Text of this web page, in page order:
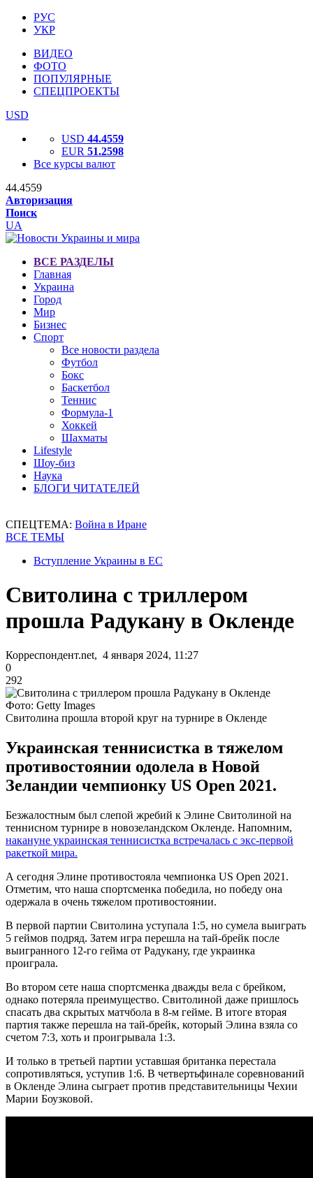
РУС
УКР
ВИДЕО
ФОТО
ПОПУЛЯРНЫЕ
СПЕЦПРОЕКТЫ
USD
USD 44.4559
EUR 51.2598
Все курсы валют
44.4559
Авторизация
Поиск
UA
ВСЕ РАЗДЕЛЫ
Главная
Украина
Город
Мир
Бизнес
Спорт
Все новости раздела
Футбол
Бокс
Баскетбол
Теннис
Формула-1
Хоккей
Шахматы
Lifestyle
Шоу-биз
Наука
БЛОГИ ЧИТАТЕЛЕЙ
СПЕЦТЕМА: Война в Иране
ВСЕ ТЕМЫ
Вступление Украины в ЕС
Свитолина с триллером
прошла Радукану в Окленде
Корреспондент.net, 4 января 2024, 11:27
0
292
Фото: Getty Images
Свитолина прошла второй круг на турнире в Окленде
Украинская теннисистка в тяжелом
противостоянии одолела в Новой
Зеландии чемпионку US Open 2021.
Безжалостным был слепой жребий к Элине Свитолиной на
теннисном турнире в новозеландском Окленде. Напомним,
накануне украинская теннисистка встречалась с экс-первой
ракеткой мира.
А сегодня Элине противостояла чемпионка US Open 2021.
Отметим, что наша спортсменка победила, но победу она
одержала в очень тяжелом противостоянии.
В первой партии Свитолина уступала 1:5, но сумела выиграть
5 геймов подряд. Затем игра перешла на тай-брейк после
выигранного 12-го гейма от Радукану, где украинка
проиграла.
Во втором сете наша спортсменка дважды вела с брейком,
однако потеряла преимущество. Свитолиной даже пришлось
спасать два скрытых матчбола в 8-м гейме. В итоге вторая
партия также перешла на тай-брейк, который Элина взяла со
счетом 7:3, хоть и проигрывала 1:3.
И только в третьей партии уставшая британка перестала
сопротивляться, уступив 1:6. В четвертьфинале соревнований
в Окленде Элина сыграет против представительницы Чехии
Марии Боузковой.